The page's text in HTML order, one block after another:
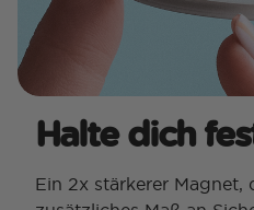
Halte dich
Ein 2x stärkerer Magnet,